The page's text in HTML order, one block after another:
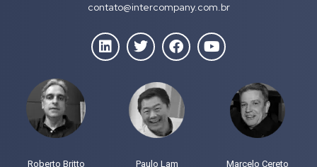
contato@intercompany.com.br
Roberto Britto Paulo Lam Marcelo Cereto